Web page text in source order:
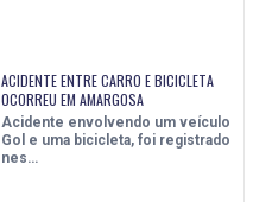
ACIDENTE ENTRE CARRO E BICICLETA
OCORREU EM AMARGOSA
Acidente envolvendo um veículo
Gol e uma bicicleta, foi registrado
nes…